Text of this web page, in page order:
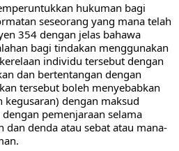
hukuman bagi
seseorang yang mana telah
354 dengan jelas bahawa
bagi tindakan menggunakan
individu tersebut dengan
dan bertentangan dengan
tersebut boleh menyebabkan
kegusaran) dengan maksud
pemenjaraan selama
denda atau sebat atau mana-